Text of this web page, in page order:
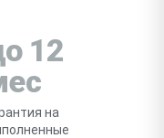
12
на